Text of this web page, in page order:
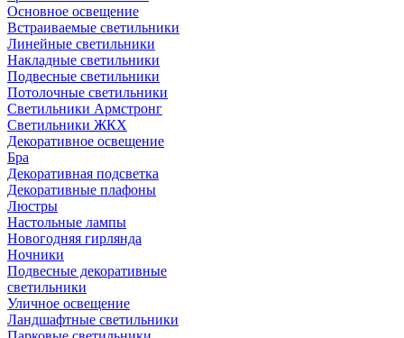
Основное освещение
Встраиваемые светильники
Линейные светильники
Накладные светильники
Подвесные светильники
Потолочные светильники
Светильники Армстронг
Светильники ЖКХ
Декоративное освещение
Бра
Декоративная подсветка
Декоративные плафоны
Люстры
Настольные лампы
Новогодняя гирлянда
Ночники
Подвесные декоративные
светильники
Уличное освещение
Ландшафтные светильники